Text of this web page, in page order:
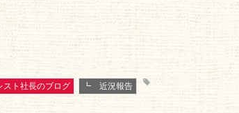
ト社長のブログ ┗ 近況報告